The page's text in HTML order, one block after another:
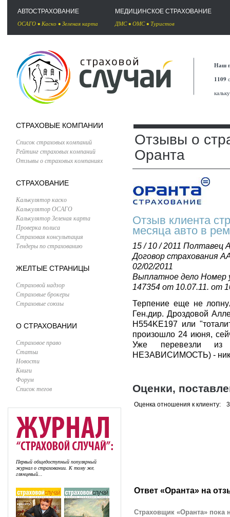
АВТОСТРАХОВАНИЕ
ОСАГО • Каско • Зеленая карта
МЕДИЦИНСКОЕ СТРАХОВАНИЕ
ДМС• ОМС• Туристов
Наш
1109
СТРАХОВЫЕ КОМПАНИИ
Список страховых компаний
Рейтинг страховых компаний
Отзывы о страховых компаниях
СТРАХОВАНИЕ
Калькулятор каско
Калькулятор ОСАГО
Калькулятор Зеленая карта
Проверка полиса
Страховая консультация
Тендеры по страхованию
ЖЕЛТЫЕ СТРАНИЦЫ
Страховой надзор
Страховые брокеры
Страховые союзы
О СТРАХОВАНИИ
Страховое право
Статьи
Новости
Книги
Форум
Список тегов
Первый общедоступный популярный
журнал о страховании. К тому же,
глянцевый...
Отзывы о
Оранта
Отзыв клиента
месяца авто в
15 / 10 / 2011 Полтавец
Договор страхования
02/02/2011
Выплатное дело Номер
147354 от 10.07.11. от
Терпение еще не
Ген.дир. Дроздовой
H554KE197 или
произошло 24 июня,
Уже перевезли
НЕЗАВИСИМОСТЬ) -
Оценки,
Оценка отношения к клиенту: 3
Ответ «Оранта» на
Страховщик «Оранта» пока